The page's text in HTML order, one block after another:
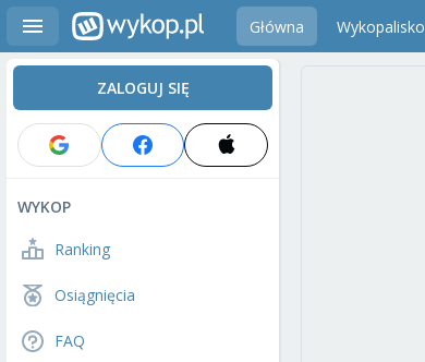
Główna Wykopalisko
ZALOGUJ SIĘ
WYKOP
Ranking
Osiągnięcia
FAQ